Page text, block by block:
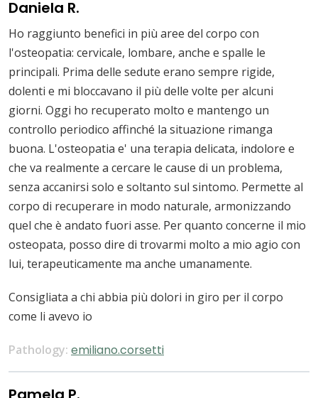
Daniela R.
Ho raggiunto benefici in più aree del corpo con
l'osteopatia: cervicale, lombare, anche e spalle le
principali. Prima delle sedute erano sempre rigide,
dolenti e mi bloccavano il più delle volte per alcuni
giorni. Oggi ho recuperato molto e mantengo un
controllo periodico affinché la situazione rimanga
buona. L'osteopatia e' una terapia delicata, indolore e
che va realmente a cercare le cause di un problema,
senza accanirsi solo e soltanto sul sintomo. Permette al
corpo di recuperare in modo naturale, armonizzando
quel che è andato fuori asse. Per quanto concerne il mio
osteopata, posso dire di trovarmi molto a mio agio con
lui, terapeuticamente ma anche umanamente.
Consigliata a chi abbia più dolori in giro per il corpo
come li avevo io
Pathology: emiliano.corsetti